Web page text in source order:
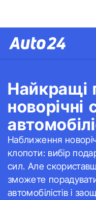
Найкращі
новорічні
Наближення
клопоти: вибір
сил. Але
зможете
автомобілістів і